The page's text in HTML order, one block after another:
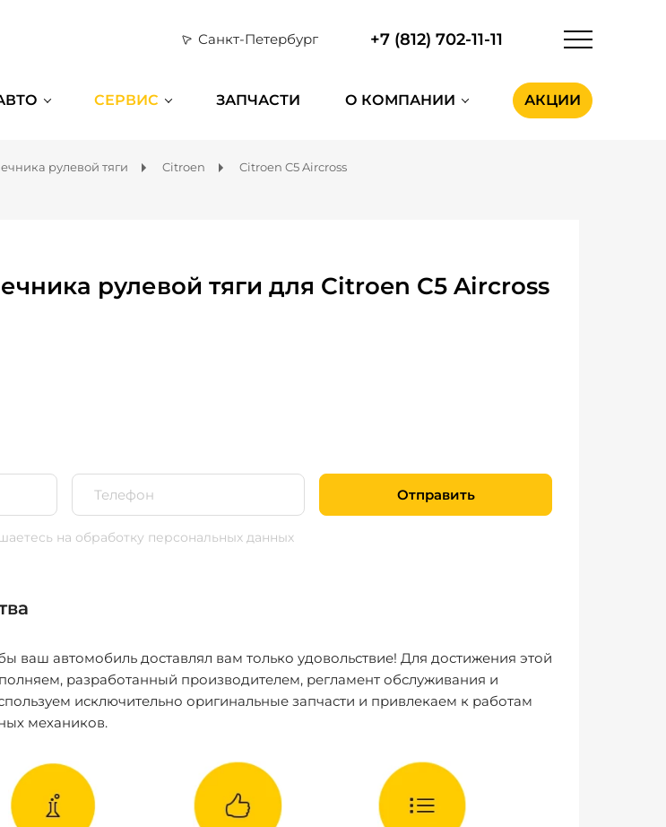
Санкт-Петербург +7 (812) 702-11-11
СЕРВИС ЗАПЧАСТИ О КОМПАНИИ АКЦИИ
рулевой тяги Citroen Citroen C5 Aircross
рулевой тяги для Citroen C5 Aircross
Отправить
на обработку персональных данных
ваш автомобиль доставлял вам только удовольствие! Для достижения этой
разработанный производителем, регламент обслуживания и
исключительно оригинальные запчасти и привлекаем к работам
механиков.